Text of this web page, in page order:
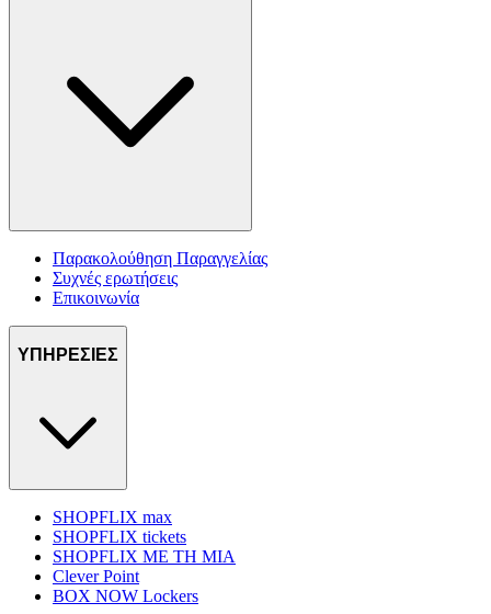
Παρακολούθηση Παραγγελίας
Συχνές ερωτήσεις
Επικοινωνία
ΥΠΗΡΕΣΙΕΣ
SHOPFLIX max
SHOPFLIX tickets
SHOPFLIX ΜΕ ΤΗ ΜΙΑ
Clever Point
BOX NOW Lockers